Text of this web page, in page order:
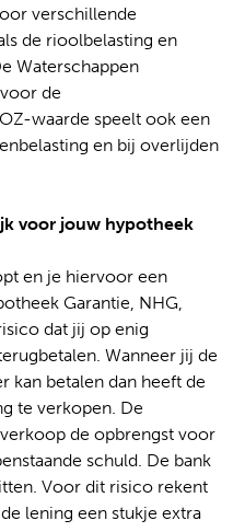
verschillende
de rioolbelasting en
Waterschappen
de
waarde speelt ook een
en bij overlijden
voor jouw hypotheek
en je hiervoor een
Garantie, NHG,
dat jij op enig
Wanneer jij de
kan betalen dan heeft de
te verkopen. De
de opbrengst voor
schuld. De bank
Voor dit risico rekent
lening een stukje extra